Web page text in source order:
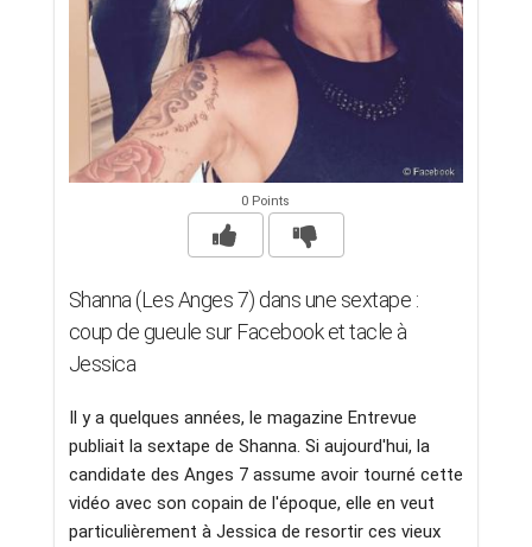
0 Points
Shanna (Les Anges 7) dans une sextape :
coup de gueule sur Facebook et tacle à
Jessica
Il y a quelques années, le magazine Entrevue
publiait la sextape de Shanna. Si aujourd'hui, la
candidate des Anges 7 assume avoir tourné cette
vidéo avec son copain de l'époque, elle en veut
particulièrement à Jessica de resortir ces vieux